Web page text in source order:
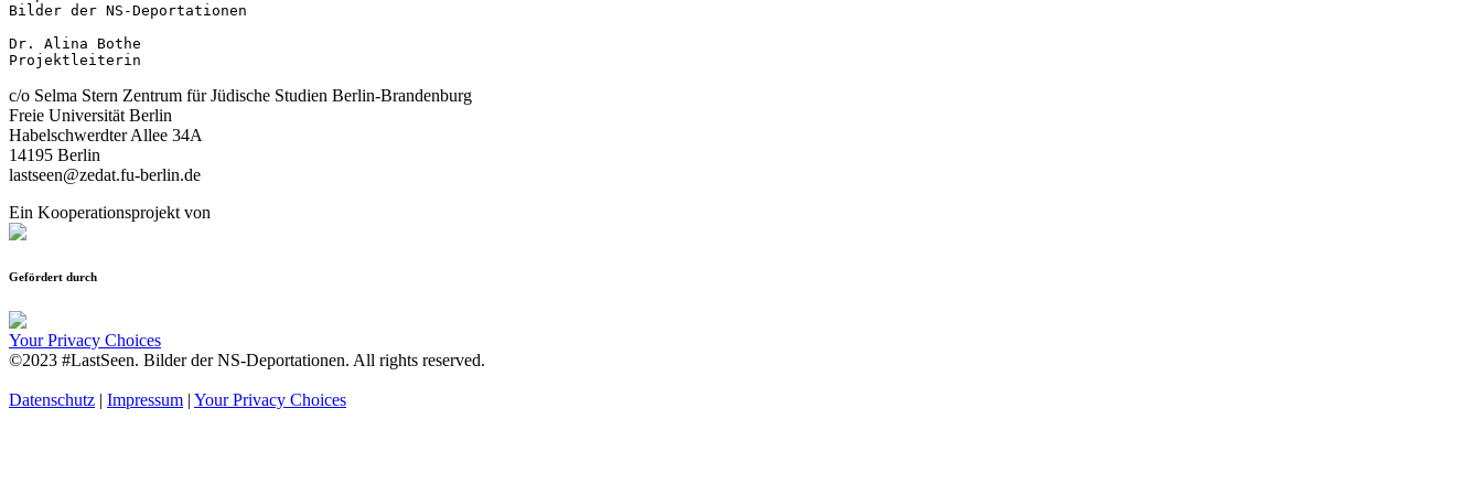
Bilder der NS-Deportationen
Dr. Alina Bothe
Projektleiterin
c/o Selma Stern Zentrum für Jüdische Studien Berlin-Brandenburg
Freie Universität Berlin
Habelschwerdter Allee 34A
14195 Berlin
lastseen@zedat.fu-berlin.de
Ein Kooperationsprojekt von
Gefördert durch
Your Privacy Choices
©2023 #LastSeen. Bilder der NS-Deportationen. All rights reserved.
Datenschutz | Impressum | Your Privacy Choices